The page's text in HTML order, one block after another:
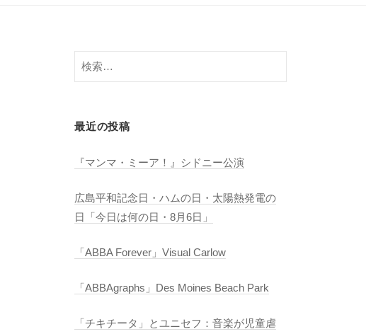
検
索:
最近の投稿
『マンマ・ミーア！』シドニー公演
広島平和記念日・ハムの日・太陽熱発電の
日「今日は何の日・8月6日」
「ABBA Forever」Visual Carlow
「ABBAgraphs」Des Moines Beach Park
「チキチータ」とユニセフ：音楽が児童虐